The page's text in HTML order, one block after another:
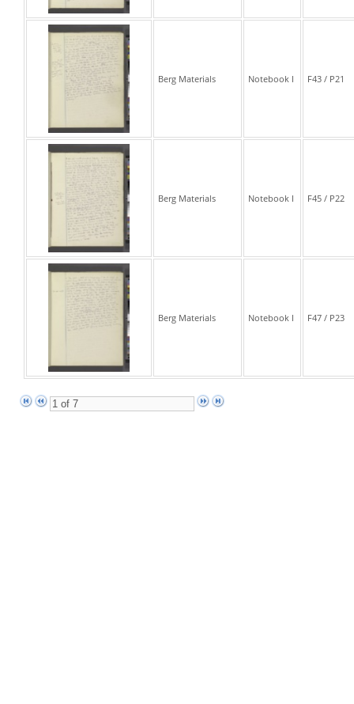
Berg Materials Notebook I F43 / P21
Berg Materials Notebook I F45 / P22
Berg Materials Notebook I F47 / P23